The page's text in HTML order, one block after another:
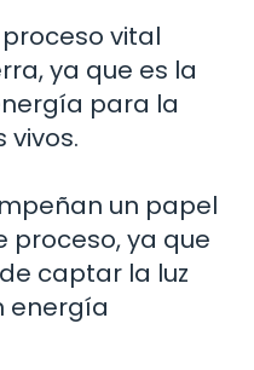
vital
ya que es la
para la
vivos.
un papel
ya que
captar la luz
energía